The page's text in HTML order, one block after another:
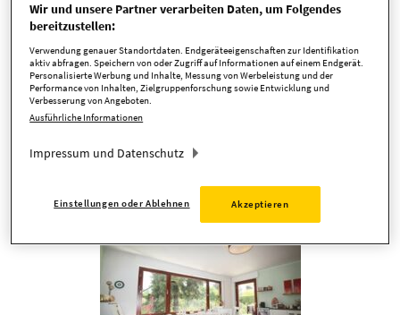
Ich akzeptiere dieDatenschutzrichtlinie
Verwendung von Cookies von RP Immo.
Neueste Angebote
Wir und unsere Partner verarbeiten Daten, um Folgendes
bereitzustellen:
Verwendung genauer Standortdaten. Endgeräteeigenschaften zur Identifikation
aktiv abfragen. Speichern von oder Zugriff auf Informationen auf einem Endgerät.
Personalisierte Werbung und Inhalte, Messung von Werbeleistung und der
Performance von Inhalten, Zielgruppenforschung sowie Entwicklung und
Verbesserung von Angeboten.
Ausführliche Informationen
Impressum und Datenschutz
Einstellungen oder Ablehnen Akzeptieren